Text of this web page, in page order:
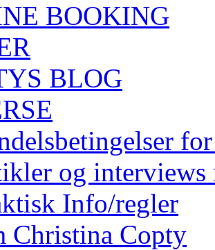
BOOKING
BLOG
og interviews
Info/regler
Christina Copty